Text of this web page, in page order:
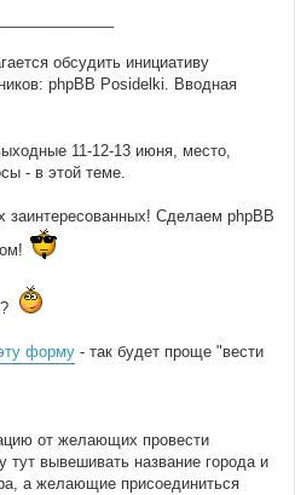
обсудить инициативу
phpBB Posidelki. Вводная
11-12-13 июня, место,
- в этой теме.
Сделаем phpBB
форму - так будет проще "вести
от желающих провести
тут вывешивать название города и
а желающие присоединиться